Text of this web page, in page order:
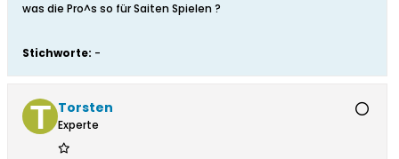
was die Pro^s so für Saiten Spielen ?
Stichworte: -
Torsten
Experte